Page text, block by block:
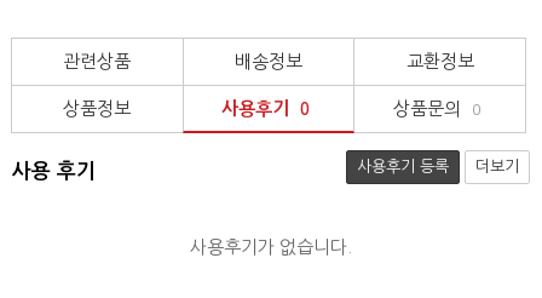
관련상품 배송정보 교환정보
상품정보 사용후기 0 상품문의 0
사용 후기 사용후기 등록 더보기
사용후기가 없습니다.